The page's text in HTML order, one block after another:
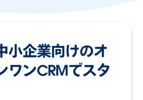
小企業向けのオ
ワンCRMでスタ